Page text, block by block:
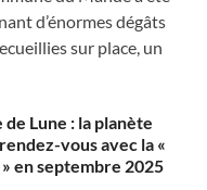
d’énormes dégâts
sur place, un
Lune : la planète
vous avec la «
» en septembre 2025